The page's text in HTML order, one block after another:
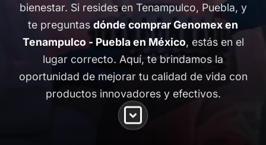
bienestar. Si resides en Tenampulco, Puebla, y
te preguntas dónde comprar Genomex en
Tenampulco - Puebla en México, estás en el
lugar correcto. Aquí, te brindamos la
oportunidad de mejorar tu calidad de vida con
productos innovadores y efectivos.